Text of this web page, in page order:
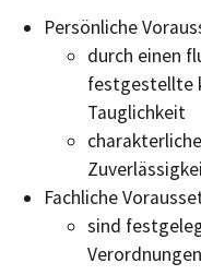
Persönliche
durch einen
festgestellte
Tauglichkeit
Fachliche
sind